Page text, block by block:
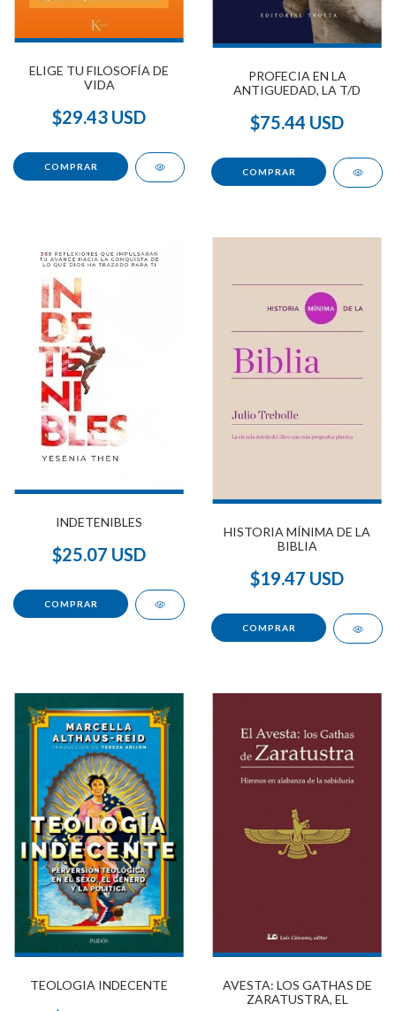
ELIGE TU FILOSOFÍA DE
VIDA
$29.43 USD
PROFECIA EN LA
ANTIGUEDAD, LA T/D
$75.44 USD
INDETENIBLES
$25.07 USD
HISTORIA MÍNIMA DE LA
BIBLIA
$19.47 USD
TEOLOGIA INDECENTE
AVESTA: LOS GATHAS DE
ZARATUSTRA, EL